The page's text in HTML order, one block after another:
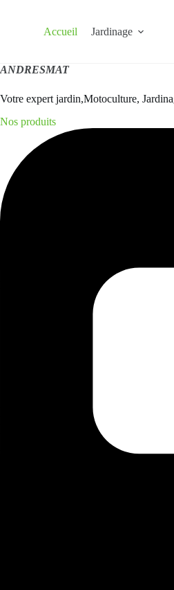
Accueil Jardinage
ANDRESMAT
Votre expert jardin,Motoculture,
Nos produits